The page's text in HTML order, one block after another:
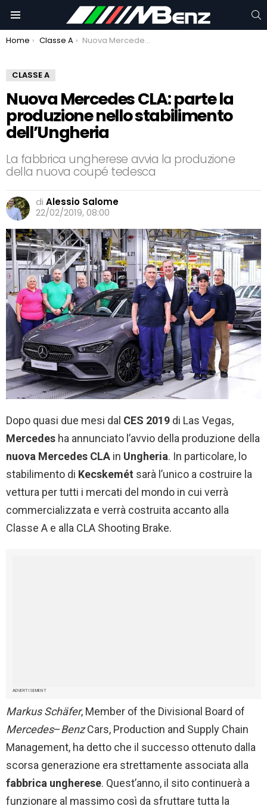
You are here:
Home Classe A Nuova Mercedes CLA: parte la produzione nello stabilimento dell’Ungheria
CLASSE A
Nuova Mercedes CLA: parte la
produzione nello stabilimento
dell’Ungheria
La fabbrica ungherese avvia la produzione
della nuova coupé tedesca
di Alessio Salome
22/02/2019, 08:00
Dopo quasi due mesi dal CES 2019 di Las Vegas,
Mercedes ha annunciato l’avvio della produzione della
nuova Mercedes CLA in Ungheria. In particolare, lo
stabilimento di Kecskemét sarà l’unico a costruire la
vettura per tutti i mercati del mondo in cui verrà
commercializzata e verrà costruita accanto alla
Classe A e alla CLA Shooting Brake.
ADVERTISEMENT
Markus Schäfer, Member of the Divisional Board of
Mercedes–BenzCars, Production and Supply Chain
Management, ha detto che il successo ottenuto dalla
scorsa generazione era strettamente associata alla
fabbrica ungherese. Quest’anno, il sito continuerà a
funzionare al massimo così da sfruttare tutta la